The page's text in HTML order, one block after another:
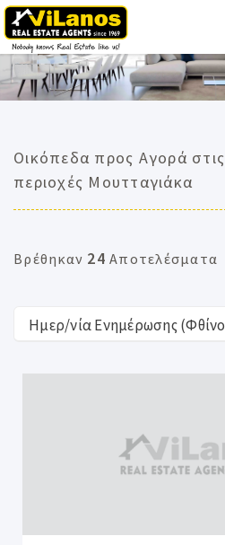
Οικόπεδα προς Αγορά στις
περιοχές Μουτταγιάκα
Βρέθηκαν 24 Αποτελέσματα